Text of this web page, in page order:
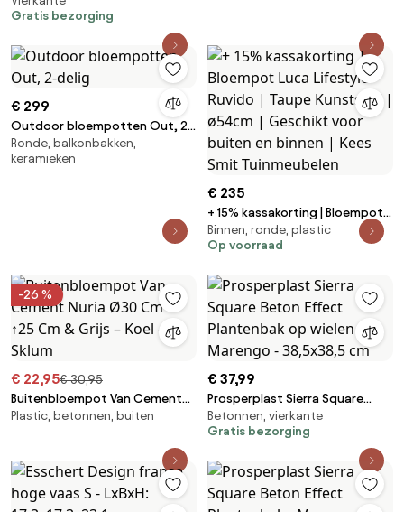
Antraciet - 29x29 cm - Met
Gratis bezorging
€ 299
Outdoor bloempotten Out, 2-
delig
Ronde, balkonbakken,
keramieken
€ 235
+ 15% kassakorting | Bloempot
Luca Lifestyle Ruvido | Taupe
Kunststof | ø54cm | Geschikt
Smit Tuinmeubelen
Binnen, ronde, plastic
Op voorraad
-26 %
€ 22,95€ 30,95
Buitenbloempot Van Cement
Nuria Ø30 Cm - ↑25 Cm & Grijs
Plastic, betonnen, buiten
€ 37,99
Prosperplast Sierra Square
Beton Effect Plantenbak op
wielen - Marengo - 38,5x38,5
Betonnen, vierkante
Gratis bezorging